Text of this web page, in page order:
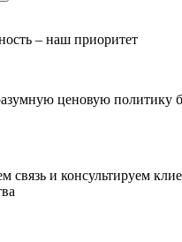
– наш приоритет
ценовую политику
связь и консультируем